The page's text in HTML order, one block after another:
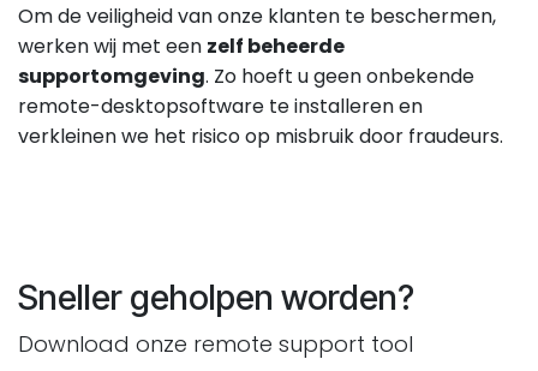
Om de veiligheid van onze klanten te beschermen,
werken wij met een zelf beheerde
supportomgeving. Zo hoeft u geen onbekende
remote-desktopsoftware te installeren en
verkleinen we het risico op misbruik door fraudeurs.
Sneller geholpen worden?
Download onze remote support tool